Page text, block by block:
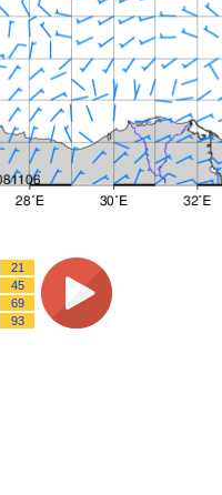
21
45
69
93